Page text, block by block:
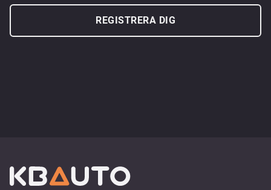
REGISTRERA DIG